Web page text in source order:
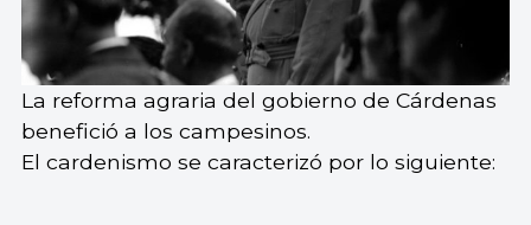
La reforma agraria del gobierno de Cárdenas
benefició a los campesinos.
El cardenismo se caracterizó por lo siguiente: